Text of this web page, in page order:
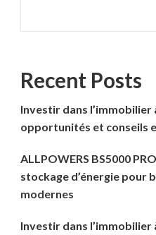
Recent Posts
Investir dans l’immobilier
opportunités et conseils
ALLPOWERS BS5000
stockage d’énergie pour
modernes
Investir dans l’immobilier